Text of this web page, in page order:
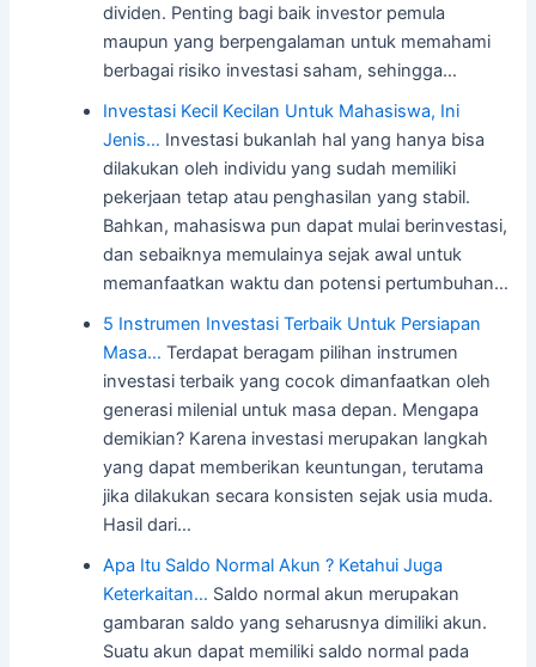
dividen. Penting bagi baik investor pemula
maupun yang berpengalaman untuk memahami
berbagai risiko investasi saham, sehingga…
Investasi Kecil Kecilan Untuk Mahasiswa, Ini
Jenis… Investasi bukanlah hal yang hanya bisa
dilakukan oleh individu yang sudah memiliki
pekerjaan tetap atau penghasilan yang stabil.
Bahkan, mahasiswa pun dapat mulai berinvestasi,
dan sebaiknya memulainya sejak awal untuk
memanfaatkan waktu dan potensi pertumbuhan…
5 Instrumen Investasi Terbaik Untuk Persiapan
Masa… Terdapat beragam pilihan instrumen
investasi terbaik yang cocok dimanfaatkan oleh
generasi milenial untuk masa depan. Mengapa
demikian? Karena investasi merupakan langkah
yang dapat memberikan keuntungan, terutama
jika dilakukan secara konsisten sejak usia muda.
Hasil dari…
Apa Itu Saldo Normal Akun ? Ketahui Juga
Keterkaitan… Saldo normal akun merupakan
gambaran saldo yang seharusnya dimiliki akun.
Suatu akun dapat memiliki saldo normal pada